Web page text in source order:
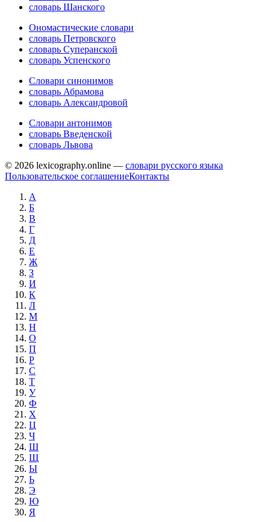
словарь Шанского
Ономастические словари
словарь Петровского
словарь Суперанской
словарь Успенского
Словари синонимов
словарь Абрамова
словарь Александровой
Словари антонимов
словарь Введенской
словарь Львова
© 2026 lexicography.online — словари русского языка
Пользовательское соглашениеКонтакты
А
Б
В
Г
Д
Е
Ж
З
И
К
Л
М
Н
О
П
Р
С
Т
У
Ф
Х
Ц
Ч
Ш
Щ
Ы
Ь
Э
Ю
Я